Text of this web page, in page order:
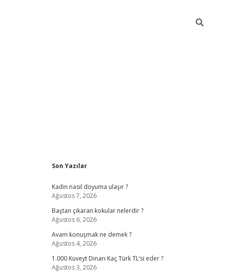
Sidebar
Son Yazılar
Kadın nasıl doyuma ulaşır ?
Ağustos 7, 2026
Baştan çıkaran kokular nelerdir ?
Ağustos 6, 2026
Avam konuşmak ne demek ?
Ağustos 4, 2026
1.000 Kuveyt Dinarı Kaç Türk TL’si eder ?
Ağustos 3, 2026